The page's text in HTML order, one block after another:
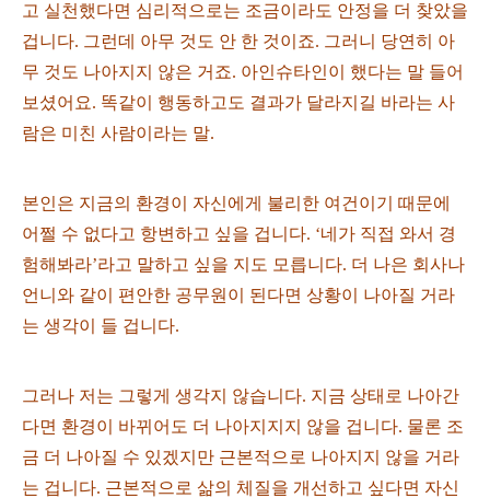
고 실천했다면 심리적으로는 조금이라도 안정을 더 찾았을
겁니다. 그런데 아무 것도 안 한 것이죠. 그러니 당연히 아
무 것도 나아지지 않은 거죠. 아인슈타인이 했다는 말 들어
보셨어요. 똑같이 행동하고도 결과가 달라지길 바라는 사
람은 미친 사람이라는 말.
본인은 지금의 환경이 자신에게 불리한 여건이기 때문에
어쩔 수 없다고 항변하고 싶을 겁니다. ‘네가 직접 와서 경
험해봐라’라고 말하고 싶을 지도 모릅니다. 더 나은 회사나
언니와 같이 편안한 공무원이 된다면 상황이 나아질 거라
는 생각이 들 겁니다.
그러나 저는 그렇게 생각지 않습니다. 지금 상태로 나아간
다면 환경이 바뀌어도 더 나아지지지 않을 겁니다. 물론 조
금 더 나아질 수 있겠지만 근본적으로 나아지지 않을 거라
는 겁니다. 근본적으로 삶의 체질을 개선하고 싶다면 자신